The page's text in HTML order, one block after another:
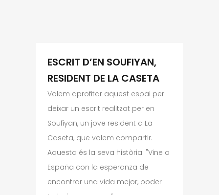
ESCRIT D’EN SOUFIYAN,
RESIDENT DE LA CASETA
Volem aprofitar aquest espai per
deixar un escrit realitzat per en
Soufiyan, un jove resident a La
Caseta, que volem compartir.
Aquesta és la seva història: "Vine a
España con la esperanza de
encontrar una vida mejor, poder